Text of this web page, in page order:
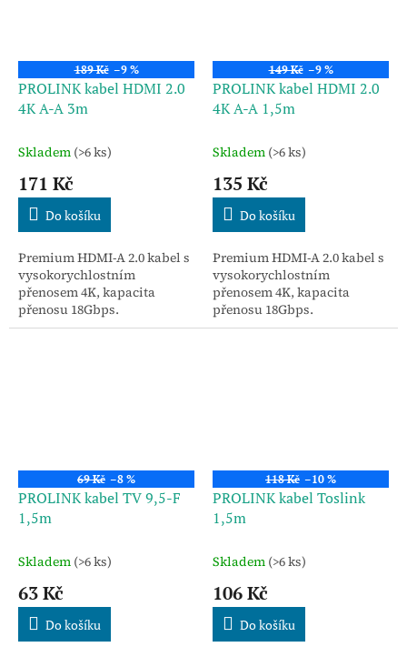
189 Kč –9 %
PROLINK kabel HDMI 2.0
4K A-A 3m
Skladem (>6 ks)
171 Kč
Do košíku
Premium HDMI-A 2.0 kabel s
vysokorychlostním
přenosem 4K, kapacita
přenosu 18Gbps.
149 Kč –9 %
PROLINK kabel HDMI 2.0
4K A-A 1,5m
Skladem (>6 ks)
135 Kč
Do košíku
Premium HDMI-A 2.0 kabel s
vysokorychlostním
přenosem 4K, kapacita
přenosu 18Gbps.
69 Kč –8 %
PROLINK kabel TV 9,5-F
1,5m
Skladem (>6 ks)
63 Kč
Do košíku
118 Kč –10 %
PROLINK kabel Toslink
1,5m
Skladem (>6 ks)
106 Kč
Do košíku